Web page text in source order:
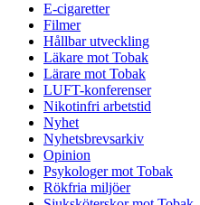
E-cigaretter
Filmer
Hållbar utveckling
Läkare mot Tobak
Lärare mot Tobak
LUFT-konferenser
Nikotinfri arbetstid
Nyhet
Nyhetsbrevsarkiv
Opinion
Psykologer mot Tobak
Rökfria miljöer